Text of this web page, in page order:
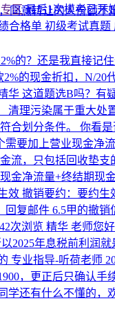
专区最后1次模考已开
合格单 初级考试真题
同意转让的人份额
的？还是我直接记
的现金折扣，N/
华 这道题选B吗？有
理污染属于重大
合划分条件。 你看
要加上营业现金净
流，只包括回收垫
净流量+终结期现
撤销要约：要约
复邮件 6.5甲的撤
42次浏览 精华 老师您
2025年息税前利润
专业指导-听荷老师
，更正后只确认
学还有什么不懂的，